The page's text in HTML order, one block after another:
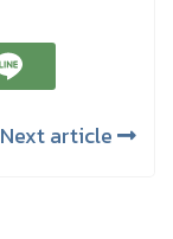
Next article